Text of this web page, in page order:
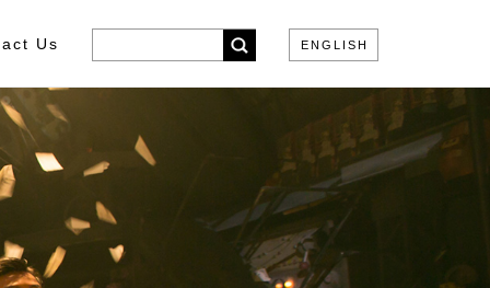
Us ENGLISH